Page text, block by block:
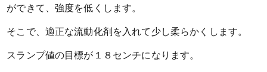
ができて、強度を低くします。
そこで、適正な流動化剤を入れて少し柔らかくします。
スランプ値の目標が１８センチになります。